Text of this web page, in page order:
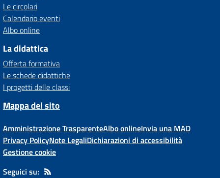
Le circolari
Calendario eventi
Albo online
La didattica
Offerta formativa
Le schede didattiche
I progetti delle classi
Mappa del sito
Amministrazione TrasparenteAlbo onlineInvia una MAD
Privacy PolicyNote LegaliDichiarazioni di accessibilità
Gestione cookie
Seguici su: